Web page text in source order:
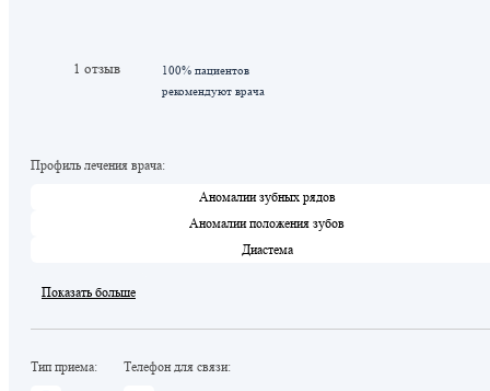
1 отзыв
100% пациентов
рекомендуют врача
Профиль лечения врача:
Аномалии зубных рядов
Аномалии положения зубов
Диастема
Показать больше
Тип приема: Телефон для связи: